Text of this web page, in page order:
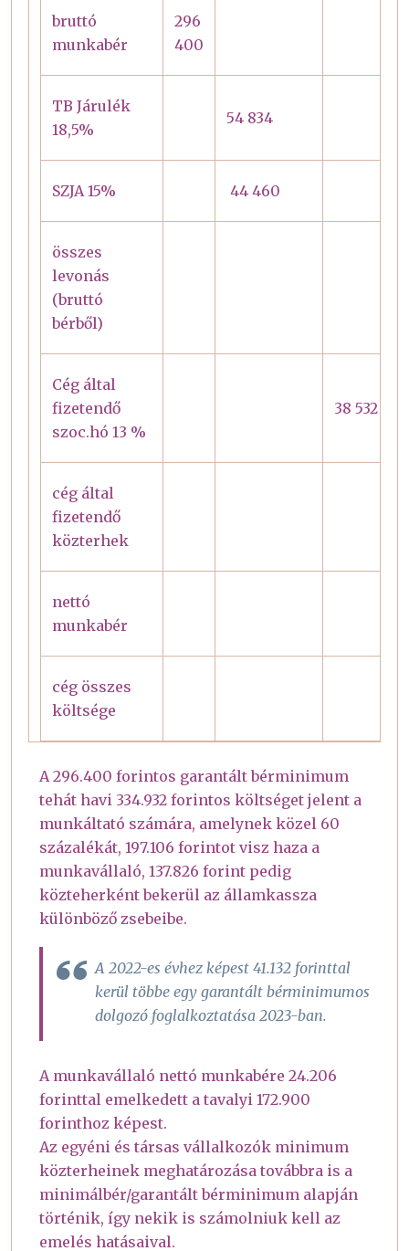
bruttó
munkabér
296
400
TB Járulék
18,5%
54 834
SZJA 15% 44 460
összes
levonás
(bruttó
bérből)
Cég által
fizetendő
szoc.hó 13 %
38 532
cég által
fizetendő
közterhek
nettó
munkabér
cég összes
költsége
A 296.400 forintos garantált bérminimum
tehát havi 334.932 forintos költséget jelent a
munkáltató számára, amelynek közel 60
százalékát, 197.106 forintot visz haza a
munkavállaló, 137.826 forint pedig
közteherként bekerül az államkassza
különböző zsebeibe.
A 2022-es évhez képest 41.132 forinttal
kerül többe egy garantált bérminimumos
dolgozó foglalkoztatása 2023-ban.
A munkavállaló nettó munkabére 24.206
forinttal emelkedett a tavalyi 172.900
forinthoz képest.
Az egyéni és társas vállalkozók minimum
közterheinek meghatározása továbbra is a
minimálbér/garantált bérminimum alapján
történik, így nekik is számolniuk kell az
emelés hatásaival.